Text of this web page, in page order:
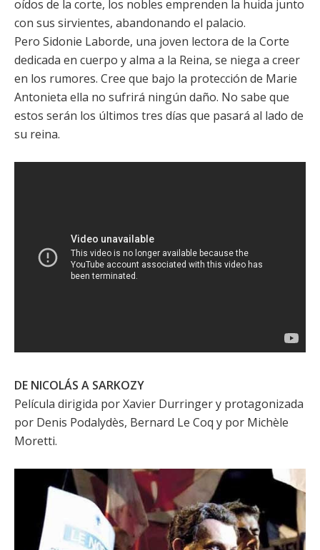
oídos de la corte, los nobles emprenden la huida junto
con sus sirvientes, abandonando el palacio.
Pero Sidonie Laborde, una joven lectora de la Corte
dedicada en cuerpo y alma a la Reina, se niega a creer
en los rumores. Cree que bajo la protección de Marie
Antonieta ella no sufrirá ningún daño. No sabe que
estos serán los últimos tres días que pasará al lado de
su reina.
DE NICOLÁS A SARKOZY
Película dirigida porXavier Durringery protagonizada
por Denis Podalydès, Bernard Le Coq y por Michèle
Moretti.